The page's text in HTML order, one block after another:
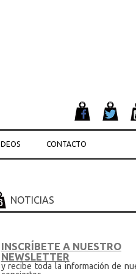
CONTACTO
NOTICIAS
INSCRÍBETE A NUESTRO
NEWSLETTER
y recibe toda la información de
conciertos.